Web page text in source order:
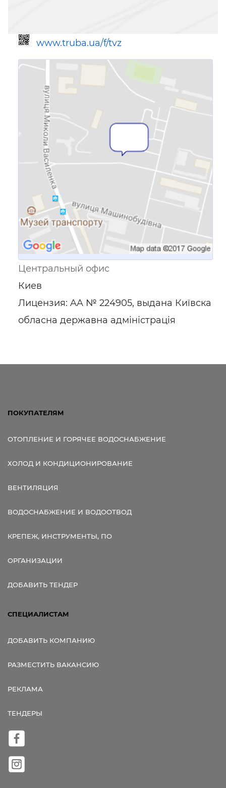
www.truba.ua/f/tvz
Ссылка для мобильных устройств
Центральный офис
Киев
Лицензия: AA № 224905, выдана Київска
обласна державна адміністрація
ПОКУПАТЕЛЯМ
ОТОПЛЕНИЕ И ГОРЯЧЕЕ ВОДОСНАБЖЕНИЕ
ХОЛОД И КОНДИЦИОНИРОВАНИЕ
ВЕНТИЛЯЦИЯ
ВОДОСНАБЖЕНИЕ И ВОДООТВОД
КРЕПЕЖ, ИНСТРУМЕНТЫ, ПО
ОРГАНИЗАЦИИ
ДОБАВИТЬ ТЕНДЕР
СПЕЦИАЛИСТАМ
ДОБАВИТЬ КОМПАНИЮ
РАЗМЕСТИТЬ ВАКАНСИЮ
РЕКЛАМА
ТЕНДЕРЫ